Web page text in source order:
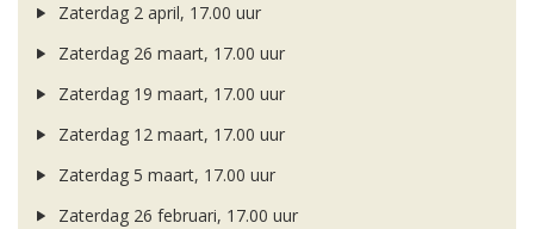
Zaterdag 2 april, 17.00 uur
Zaterdag 26 maart, 17.00 uur
Zaterdag 19 maart, 17.00 uur
Zaterdag 12 maart, 17.00 uur
Zaterdag 5 maart, 17.00 uur
Zaterdag 26 februari, 17.00 uur